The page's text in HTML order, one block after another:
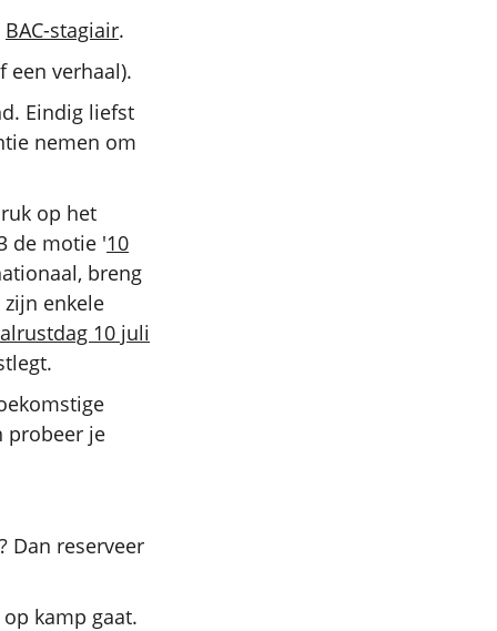
BAC-stagiair.
een verhaal).
Eindig liefst
nemen om
op het
de motie '10
breng
enkele
10 juli
probeer je
Dan reserveer
kamp gaat.